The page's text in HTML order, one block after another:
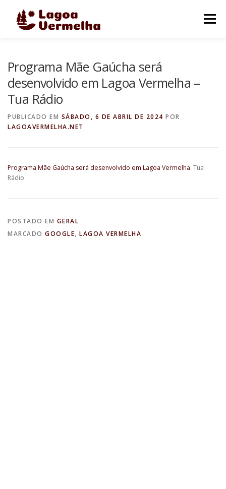
Menu
FALE CONOSCO
Programa Mãe Gaúcha será
desenvolvido em Lagoa Vermelha –
Tua Rádio
PUBLICADO EM SÁBADO, 6 DE ABRIL DE 2024 POR
LAGOAVERMELHA.NET
Programa Mãe Gaúcha será desenvolvido em Lagoa Vermelha Tua
Rádio
POSTADO EM GERAL
MARCADO GOOGLE, LAGOA VERMELHA